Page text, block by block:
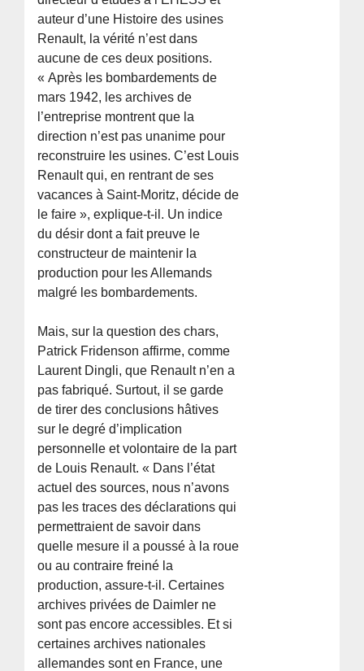
auteur d’une Histoire des usines
Renault, la vérité n’est dans
aucune de ces deux positions.
« Après les bombardements de
mars 1942, les archives de
l’entreprise montrent que la
direction n’est pas unanime pour
reconstruire les usines. C’est Louis
Renault qui, en rentrant de ses
vacances à Saint-Moritz, décide de
le faire », explique-t-il. Un indice
du désir dont a fait preuve le
constructeur de maintenir la
production pour les Allemands
malgré les bombardements.
Mais, sur la question des chars,
Patrick Fridenson affirme, comme
Laurent Dingli, que Renault n’en a
pas fabriqué. Surtout, il se garde
de tirer des conclusions hâtives
sur le degré d’implication
personnelle et volontaire de la part
de Louis Renault. « Dans l’état
actuel des sources, nous n’avons
pas les traces des déclarations qui
permettraient de savoir dans
quelle mesure il a poussé à la roue
ou au contraire freiné la
production, assure-t-il. Certaines
archives privées de Daimler ne
sont pas encore accessibles. Et si
certaines archives nationales
allemandes sont en France, une